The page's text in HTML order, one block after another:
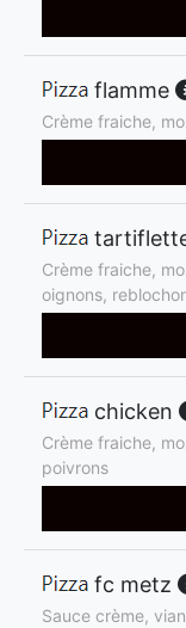
flamme
Crème fraiche,
Crème fraiche,
oignons,
chicken
Crème fraiche,
poivrons
fc metz
Sauce crème,